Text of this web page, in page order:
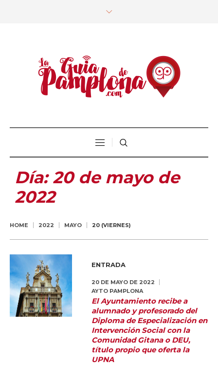
Día:20 de mayo de
2022
HOME 2022 MAYO 20 (VIERNES)
ENTRADA
20 DE MAYO DE 2022
AYTO PAMPLONA
El Ayuntamiento recibe a
alumnado y profesorado del
Diploma de Especialización en
Intervención Social con la
Comunidad Gitana o DEU,
título propio que oferta la
UPNA